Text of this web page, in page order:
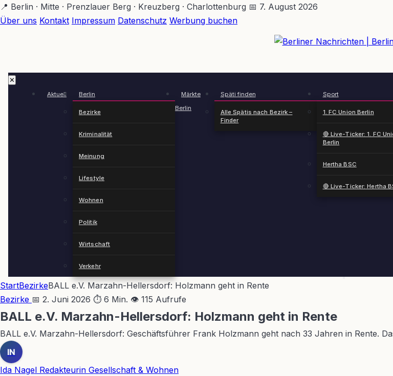
Zum
Hauptinhalt
📍 Berlin · Mitte · Prenzlauer Berg · Kreuzberg · Charlottenburg 📅 7. August 2026
Über uns Kontakt Impressum Datenschutz Werbung buchen
✕
Aktuell Berlin
Bezirke
Kriminalität
Meinung
Lifestyle
Wohnen
Politik
Wirtschaft
Verkehr
Märkte
Berlin
Späti finden
Alle Spätis nach Bezirk –
Finder
Sport
1. FC Union Berlin
🔴 Live-Ticker: 1. FC
Berlin
Hertha BSC
🔴 Live-Ticker: Hertha
StartBezirkeBALL e.V. Marzahn-Hellersdorf: Holzmann geht in Rente
Bezirke 📅 2. Juni 2026 ⏱ 6 Min. 👁 115 Aufrufe
BALL e.V. Marzahn-Hellersdorf: Holzmann geht in Rente
BALL e.V. Marzahn-Hellersdorf: Geschäftsführer Frank Holzmann geht nach 33 Jahren in Rente.
IN
Ida Nagel Redakteurin Gesellschaft & Wohnen